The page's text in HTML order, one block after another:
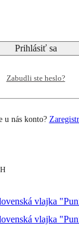
–
Zabudli ste heslo?
u nás konto?